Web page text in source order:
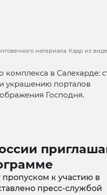
материала. Кадр из
в Салехарде:
украшению порталов
Господня.